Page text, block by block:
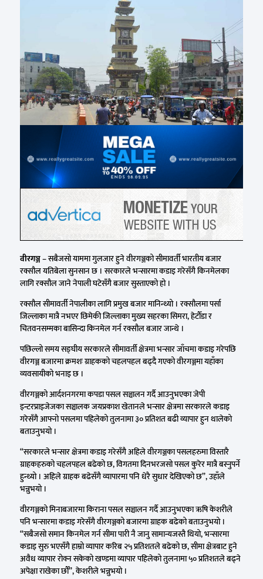
वीरगञ्ज– सबैजसो याममा गुलजार हुने वीरगञ्जको सीमावर्ती भारतीय बजार
रक्सौल यतिबेला सुनसान छ । सरकारले भन्सारमा कडाइ गरेसँगै किनमेलका
लागि रक्सौल जाने नेपाली घटेसँगै बजार सुस्ताएको हो ।
रक्सौल सीमावर्ती नेपालीका लागि प्रमुख बजार मानिन्थ्यो । रक्सौलमा पर्सा
जिल्लाका मात्रै नभएर छिमेकी जिल्लाका मुख्य सहरका सिमरा, हेटौँडा र
चितवनसम्मका बासिन्दा किनमेल गर्न रक्सौल बजार जान्थे ।
पछिल्लो समय सङ्घीय सरकारले सीमावर्ती क्षेत्रमा भन्सार जाँचमा कडाइ गरेपछि
वीरगञ्ज बजारमा क्रमशः ग्राहकको चहलपहल बढ्दै गएको वीरगञ्जमा यहाँका
व्यवसायीको भनाइ छ ।
वीरगञ्जको आर्दशनगरमा कपडा पसल सञ्चालन गर्दै आउनुभएका जेपी
इन्टरप्राइजेजका सञ्चालक जयप्रकाश खेतानले भन्सार क्षेत्रमा सरकारले कडाइ
गरेसँगै आफ्नो पसलमा पहिलेको तुलनामा ३० प्रतिशत बढी व्यापार हुन थालेको
बताउनुभयो ।
“सरकारले भन्सार क्षेत्रमा कडाइ गरेसँगै अहिले वीरगञ्जका पसलहरुमा विस्तारै
ग्राहकहरुको चहलपहल बढेको छ, विगतमा दिनभरजसो पसल कुरेर मात्रै बस्नुपर्ने
हुन्थ्यो । अहिले ग्राहक बढेसँगै व्यापारमा पनि धेरै सुधार देखिएको छ”, उहाँले
भन्नुभयो ।
वीरगञ्जको मिनाबजारमा किराना पसल सञ्चालन गर्दै आउनुभएका ऋषि केशरीले
पनि भन्सारमा कडाइ गरेसँगै वीरगञ्जको बजारमा ग्राहक बढेको बताउनुभयो ।
“सबैजसो समान किनमेल गर्न सीमा पारी नै जानु सामान्यजस्तै थियो, भन्सारमा
कडाइ सुरु भएसँगै हाम्रो व्यापार करिब २५ प्रतिशतले बढेको छ, सीमा क्षेत्रबाट हुने
अवैध व्यापार रोक्न सकेको खण्डमा व्यापार पहिलेको तुलनामा ५० प्रतिशतले बढ्ने
अपेक्षा राखेका छौँ”, केशरीले भन्नुभयो ।